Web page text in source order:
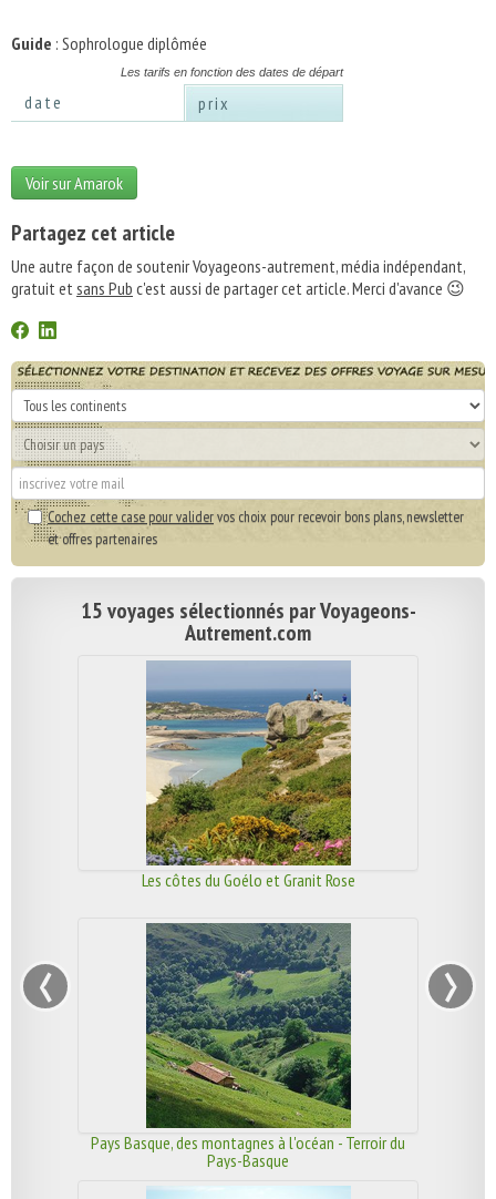
Guide : Sophrologue diplômée
Les tarifs en fonction des dates de départ
date prix
Voir sur Amarok
Partagez cet article
Une autre façon de soutenir Voyageons-autrement, média indépendant,
gratuit etsans Pub c'est aussi de partager cet article. Merci d'avance 😉
Cochez cette case pour validervos choix pour recevoir bons plans, newsletter
et offres partenaires
15 voyages sélectionnés par Voyageons-
Autrement.com
Les côtes du Goélo et Granit Rose
Pays Basque, des montagnes à l'océan - Terroir du
Pays-Basque
‹ ›